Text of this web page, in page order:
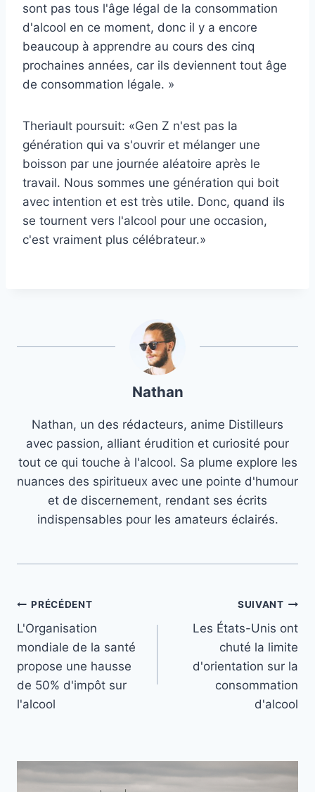
sont pas tous l'âge légal de la consommation
d'alcool en ce moment, donc il y a encore
beaucoup à apprendre au cours des cinq
prochaines années, car ils deviennent tout âge
de consommation légale. »
Theriault poursuit: «Gen Z n'est pas la
génération qui va s'ouvrir et mélanger une
boisson par une journée aléatoire après le
travail. Nous sommes une génération qui boit
avec intention et est très utile. Donc, quand ils
se tournent vers l'alcool pour une occasion,
c'est vraiment plus célébrateur.»
Nathan
Nathan, un des rédacteurs, anime Distilleurs
avec passion, alliant érudition et curiosité pour
tout ce qui touche à l'alcool. Sa plume explore les
nuances des spiritueux avec une pointe d'humour
et de discernement, rendant ses écrits
indispensables pour les amateurs éclairés.
Navigation
de
l’article
PRÉCÉDENT
L'Organisation
mondiale de la santé
propose une hausse
de 50% d'impôt sur
l'alcool
SUIVANT
Les États-Unis ont
chuté la limite
d'orientation sur la
consommation
d'alcool